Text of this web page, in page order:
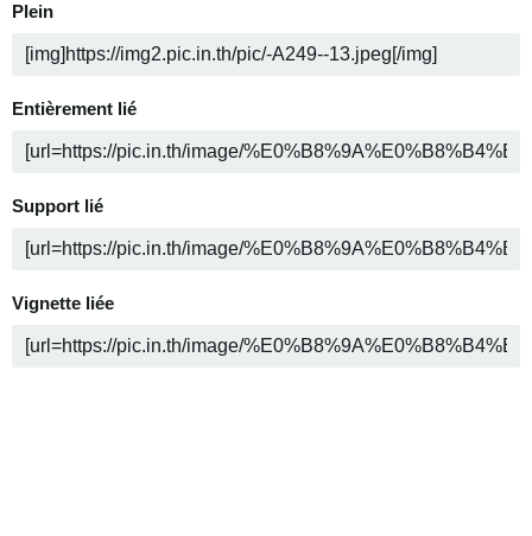
Plein
Entièrement lié
Support lié
Vignette liée